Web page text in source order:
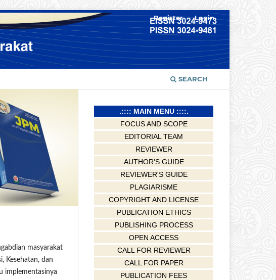
SEARCH
Register Login
masyarakat
Kesehatan, dan
implementasinya
.:::: MAIN MENU ::::.
FOCUS AND SCOPE
EDITORIAL TEAM
REVIEWER
AUTHOR'S GUIDE
REVIEWER'S GUIDE
PLAGIARISME
COPYRIGHT AND LICENSE
PUBLICATION ETHICS
PUBLISHING PROCESS
OPEN ACCESS
CALL FOR REVIEWER
CALL FOR PAPER
PUBLICATION FEES